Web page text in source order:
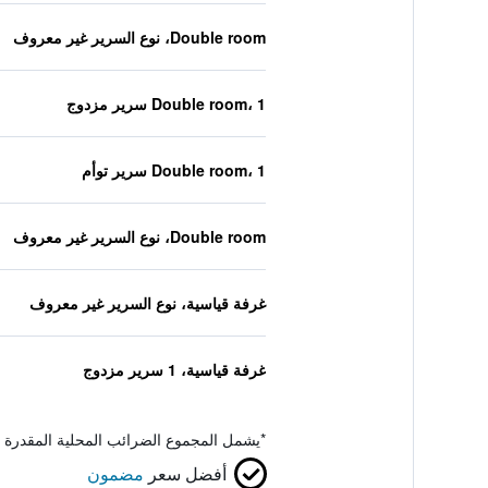
Double room، نوع السرير غير معروف
Double room، 1 سرير مزدوج
Double room، 1 سرير توأم
Double room، نوع السرير غير معروف
غرفة قياسية، نوع السرير غير معروف
غرفة قياسية، 1 سرير مزدوج
*يشمل المجموع الضرائب المحلية
أفضل سعر مضمون